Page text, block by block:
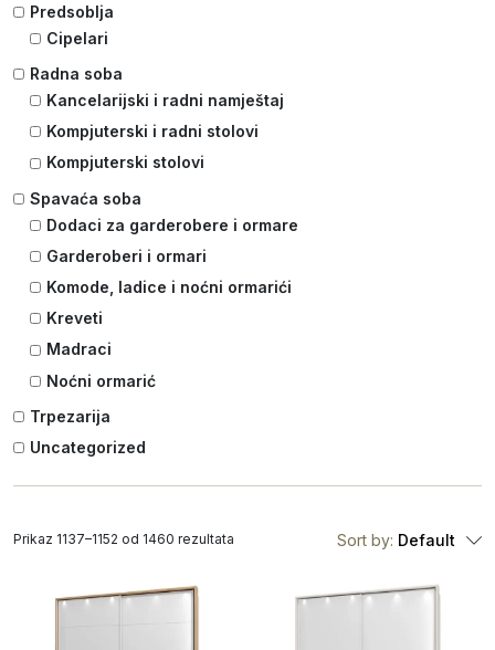
Predsoblja
Cipelari
Radna soba
Kancelarijski i radni namještaj
Kompjuterski i radni stolovi
Kompjuterski stolovi
Spavaća soba
Dodaci za garderobere i ormare
Garderoberi i ormari
Komode, ladice i noćni ormarići
Kreveti
Madraci
Noćni ormarić
Trpezarija
Uncategorized
Sort by: Default
Prikaz 1137–1152 od 1460 rezultata